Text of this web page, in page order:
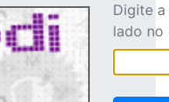
Digite
lado no